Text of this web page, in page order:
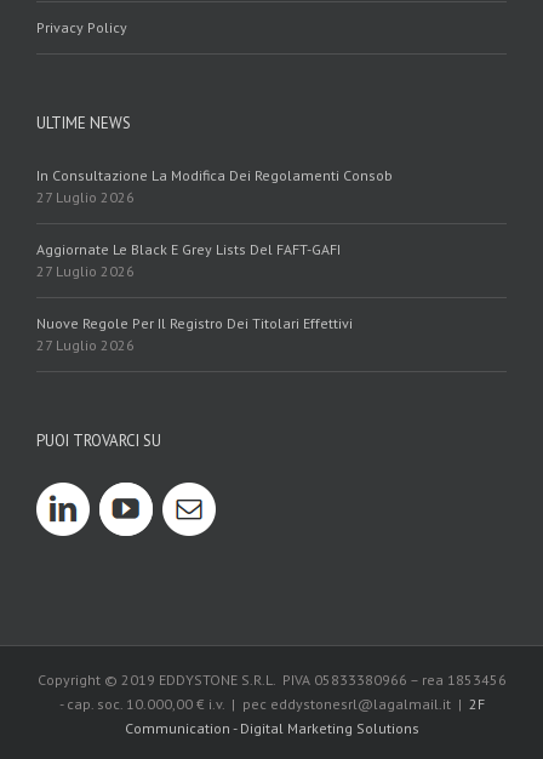
Privacy Policy
ULTIME NEWS
In Consultazione La Modifica Dei Regolamenti Consob
27 Luglio 2026
Aggiornate Le Black E Grey Lists Del FAFT-GAFI
27 Luglio 2026
Nuove Regole Per Il Registro Dei Titolari Effettivi
27 Luglio 2026
PUOI TROVARCI SU
Copyright © 2019 EDDYSTONE S.R.L. PIVA 05833380966 – rea 1853456
- cap. soc. 10.000,00 € i.v. | pec eddystonesrl@lagalmail.it | 2F
Communication - Digital Marketing Solutions